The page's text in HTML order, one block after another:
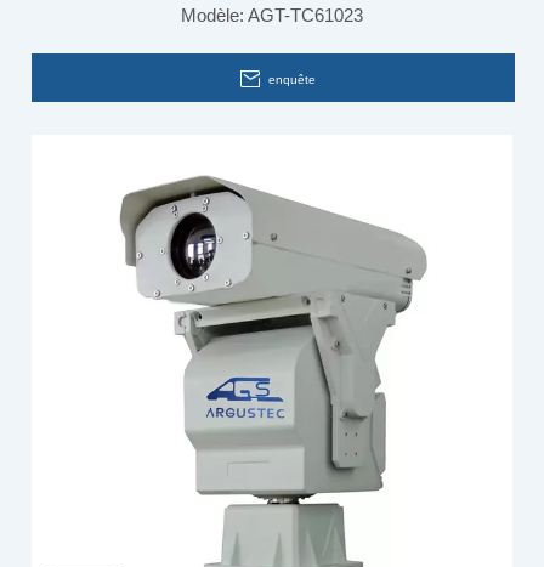
sécurité pour surveillance aux frontières
Modèle: AGT-TC61023
enquête